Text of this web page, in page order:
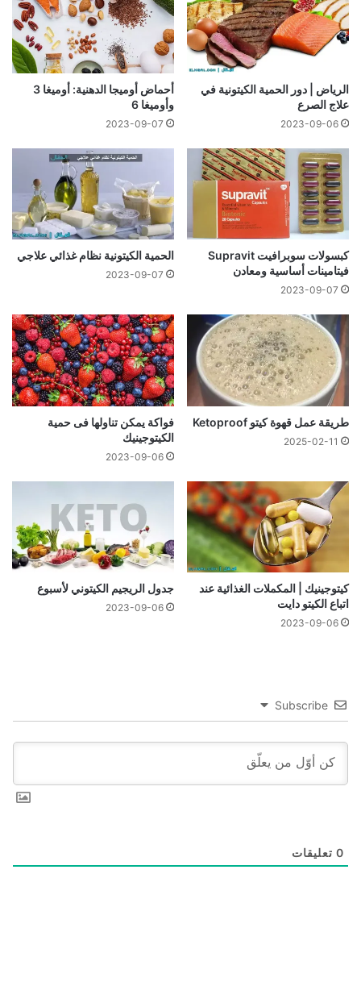
الرياض | دور الحمية الكيتونية في
علاج الصرع
2023-09-06
أحماض أوميجا الدهنية: أوميغا 3
وأوميغا 6
2023-09-07
كبسولات سوبرافيت Supravit
فيتامينات أساسية ومعادن
2023-09-07
الحمية الكيتونية نظام غذائي علاجي
2023-09-07
طريقة عمل قهوة كيتو Ketoproof
2025-02-11
فواكة يمكن تناولها فى حمية
الكيتوجينيك
2023-09-06
كيتوجينيك | المكملات الغذائية عند
اتباع الكيتو دايت
2023-09-06
جدول الريجيم الكيتوني لأسبوع
2023-09-06
Subscribe
0 تعليقات